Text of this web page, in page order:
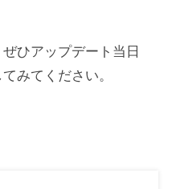
ひアップデート当日
みてください。